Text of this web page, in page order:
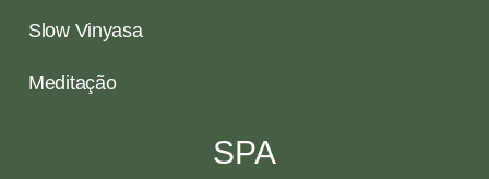
Slow Vinyasa
Meditação
SPA